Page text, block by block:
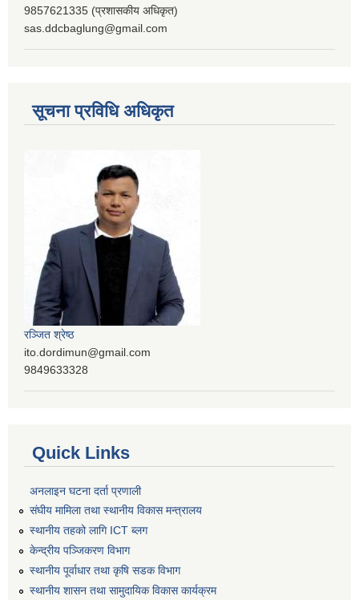
9857621335 (प्रशासकीय अधिकृत)
sas.ddcbaglung@gmail.com
सूचना प्रविधि अधिकृत
रञ्‍जित श्रेष्ठ
ito.dordimun@gmail.com
9849633328
Quick Links
अनलाइन घटना दर्ता प्रणाली
संघीय मामिला तथा स्थानीय विकास मन्त्रालय
स्थानीय तहको लागि ICT ब्लग
केन्द्रीय पञ्जिकरण विभाग
स्थानीय पूर्वाधार तथा कृषि सडक विभाग
स्थानीय शासन तथा सामुदायिक विकास कार्यक्रम